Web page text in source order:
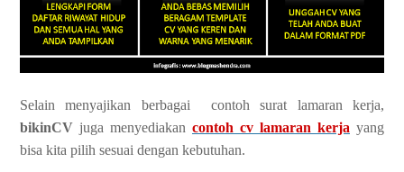
Selain menyajikan berbagai contoh surat lamaran kerja,
bikinCV juga menyediakan contoh cv lamaran kerja yang
bisa kita pilih sesuai dengan kebutuhan.